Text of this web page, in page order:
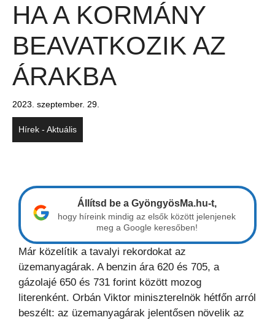
HA A KORMÁNY
BEAVATKOZIK AZ
ÁRAKBA
2023. szeptember. 29.
Hírek - Aktuális
Állítsd be a GyöngyösMa.hu-t,
hogy híreink mindig az elsők között jelenjenek
meg a Google keresőben!
Már közelítik a tavalyi rekordokat az
üzemanyagárak. A benzin ára 620 és 705, a
gázolajé 650 és 731 forint között mozog
literenként. Orbán Viktor miniszterelnök hétfőn arról
beszélt: az üzemanyagárak jelentősen növelik az